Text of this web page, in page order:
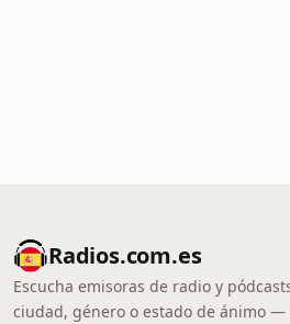
Radios.com.es
Escucha emisoras de radio y
ciudad, género o estado de ánimo